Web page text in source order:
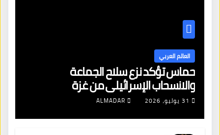
العالم العربي
حماس تؤكد نزع سلاح الجماعة
والانسحاب الإسرائيلي من غزة
31 يوليو، 2026 ALMADAR